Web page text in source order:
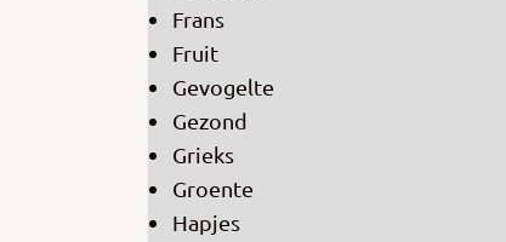
Frans
Fruit
Gevogelte
Gezond
Grieks
Groente
Hapjes